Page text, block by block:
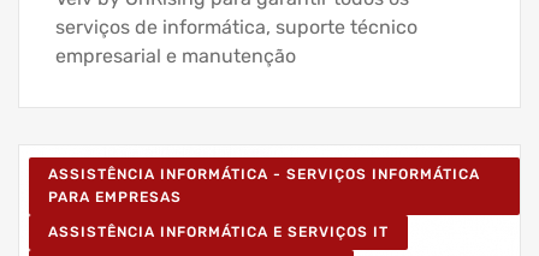
serviços de informática, suporte técnico
empresarial e manutenção
ASSISTÊNCIA INFORMÁTICA - SERVIÇOS INFORMÁTICA
PARA EMPRESAS
ASSISTÊNCIA INFORMÁTICA E SERVIÇOS IT